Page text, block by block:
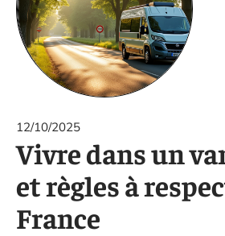
12/10/2025
Vivre dans un
et règles à
France